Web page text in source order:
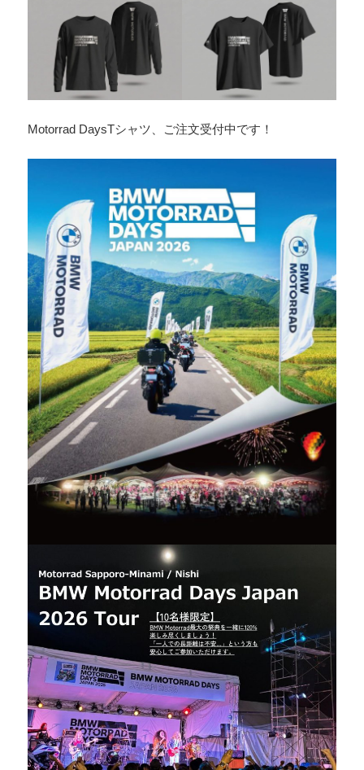
Motorrad DaysTシャツ、ご注文受付中です！